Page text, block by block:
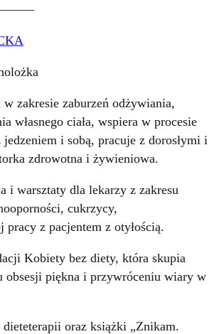
w zakresie zaburzeń odżywiania,
własnego ciała, wspiera w procesie
jedzeniem i sobą, pracuje z dorosłymi i
zdrowotna i żywieniowa.
i warsztaty dla lekarzy z zakresu
cukrzycy,
pracy z pacjentem z otyłością.
Kobiety bez diety, która skupia
obsesji piękna i przywróceniu wiary w
oraz książki „Znikam.